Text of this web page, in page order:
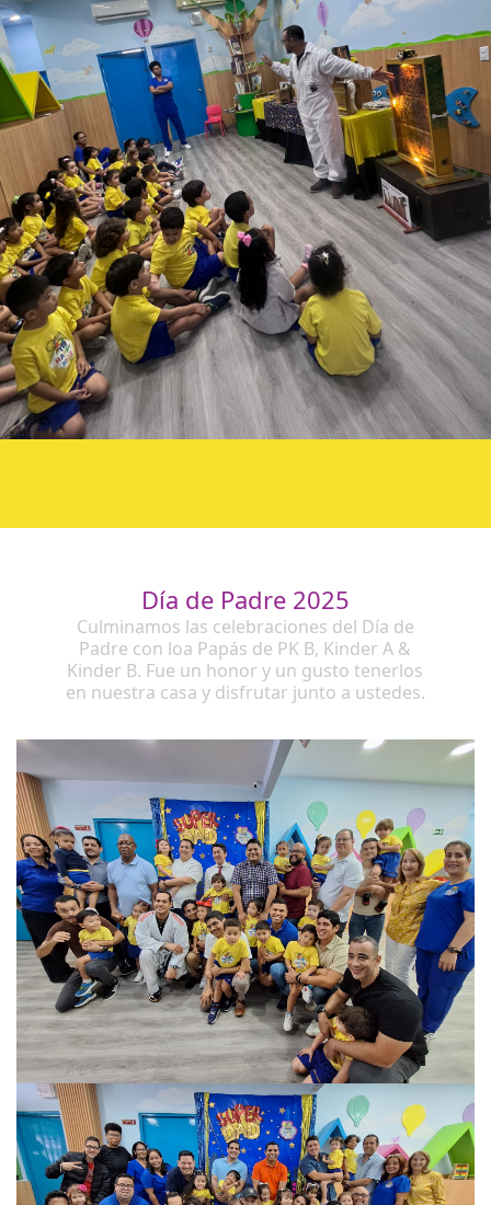
Día de Padre 2025
Culminamos las celebraciones del Día de
Padre con loa Papás de PK B, Kinder A &
Kinder B. Fue un honor y un gusto tenerlos
en nuestra casa y disfrutar junto a ustedes.